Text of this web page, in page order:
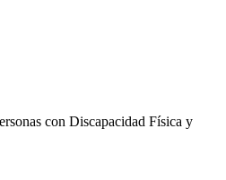
con Discapacidad Física y